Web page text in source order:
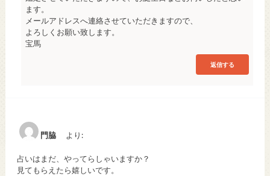
ます。
メールアドレスへ連絡させていただきますので、
よろしくお願い致します。
宝馬
返信する
門脇 より:
占いはまだ、やってらしゃいますか？
見てもらえたら嬉しいです。